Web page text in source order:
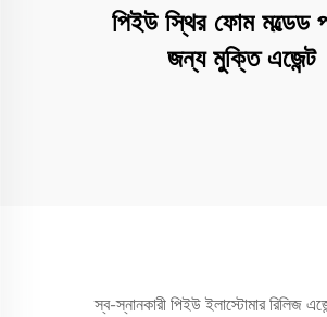
পিইউ স্থির ফোম মল্ডেড
জন্য মুক্তি এজেন্ট
স্ব-স্নানকারী পিইউ ইলাস্টোমার রিলিজ